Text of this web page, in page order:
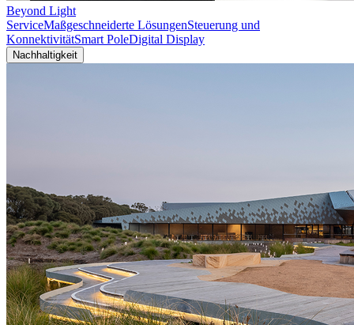
Beyond Light
ServiceMaßgeschneiderte LösungenSteuerung und
KonnektivitätSmart PoleDigital Display
Nachhaltigkeit